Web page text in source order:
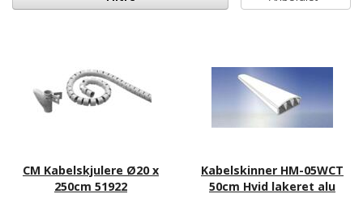
CM Kabelskjulere Ø20 x
250cm 51922
Kabelskinner HM-05WCT
50cm Hvid lakeret alu